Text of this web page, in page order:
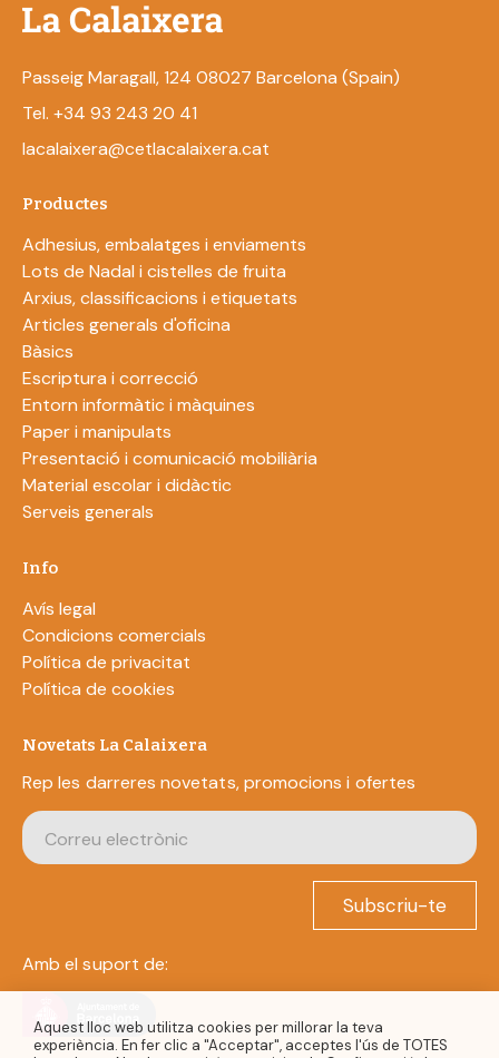
Passeig Maragall, 124 08027 Barcelona (Spain)
Tel. +34 93 243 20 41
lacalaixera@cetlacalaixera.cat
Productes
Adhesius, embalatges i enviaments
Lots de Nadal i cistelles de fruita
Arxius, classificacions i etiquetats
Articles generals d'oficina
Bàsics
Escriptura i correcció
Entorn informàtic i màquines
Paper i manipulats
Presentació i comunicació mobiliària
Material escolar i didàctic
Serveis generals
Info
Avís legal
Condicions comercials
Política de privacitat
Política de cookies
Novetats La Calaixera
Rep les darreres novetats, promocions i ofertes
Subscriu-te
Amb el suport de:
Aquest lloc web utilitza cookies per millorar la teva
experiència. En fer clic a "Acceptar", acceptes l'ús de TOTES